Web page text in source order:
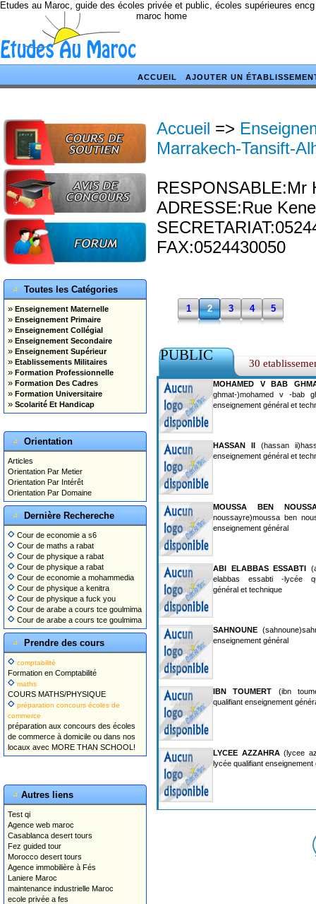
Etudes au Maroc, guide des écoles privée et public, écoles supérieures
maroc home
ACCUEIL AJOUTER UN
Toutes les Catégories
» Enseignement Maternelle
» Enseignement Primaire
» Enseignement Collégial
» Enseignement Secondaire
» Enseignement Supérieur
» Etablissements Militaires
» Formation Professionnelle
» Formation Des Cadres
» Formation Universitaire
» Scolarité Et Handicap
Orientation
Articles
Orientation Par Metier
Orientation Par Intérêt
Orientation Par Domaine
Dernière Rechereche
Cour de economie a s6
Cour de maths a rabat
Cour de physique a rabat
Cour de physique a rabat
Cour de economie a mohammedia
Cour de physique a kenitra
Cour de physique a fuck you
Cour de arabe a cours tce goulmima
Cour de arabe a cours tce goulmima
Prendre des cours
comptabilité
Formation en Comptabilité
maths
COURS MATHS/PHYSIQUE
préparation concours écoles de
commerce
préparation aux concours des écoles
de commerce à domicile ou dans nos
locaux avec MORE THAN SCHOOL!
Autres liens
Test qi
Agence web maroc
Casablanca desert tours
Fez guided tour
Morocco desert tours
Agence immobilière à Fés
Laniere Maroc
maintenance industrielle Maroc
ecole privée a fes
Accueil =>
Marrakech-Tansift-
RESPONSABLE:Mr
ADRESSE:Rue
FAX:0524430050
1 2 3 4 5
PUBLIC 30
MOHAMED V BAB
ghmat-)mohamed v -bab
enseignement général et
HASSAN II (hassan
enseignement général et
MOUSSA BEN
noussayre)moussa ben
enseignement général
ABI ELABBAS ESSABTI
elabbas essabti -lycée
général et technique
SAHNOUNE
enseignement général
IBN TOUMERT (ibn
qualifiant enseignement
LYCEE AZZAHRA(lycee
lycée qualifiant enseignement